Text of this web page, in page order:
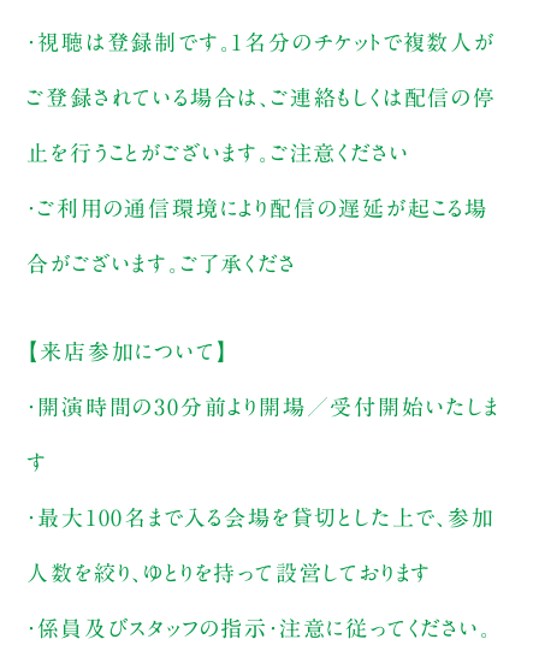
・視聴は登録制です。1名分のチケットで複数人が
ご登録されている場合は、ご連絡もしくは配信の停
止を行うことがございます。ご注意ください
・ご利用の通信環境により配信の遅延が起こる場
合がございます。ご了承くださ
【来店参加について】
・開演時間の30分前より開場／受付開始いたしま
す
・最大100名まで入る会場を貸切とした上で、参加
人数を絞り、ゆとりを持って設営しております
・係員及びスタッフの指示・注意に従ってください。